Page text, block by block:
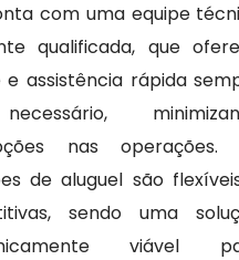
com uma equipe
qualificada, que
e assistência rápida
nas operações.
de aluguel são
sendo uma
viável